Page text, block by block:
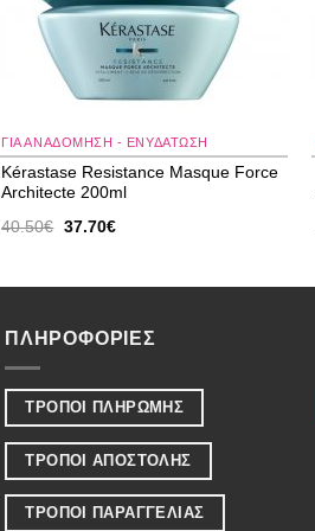
ΓΙΑ ΑΝΑΔΌΜΗΣΗ - ΕΝΥΔΆΤΩΣΗ
Kérastase Resistance Masque Force
Architecte 200ml
40.50€ Original
37.70€Η
37.70€.
ΠΛΗΡΟΦΟΡΙΕΣ
ΤΡΟΠΟΙ ΠΛΗΡΩΜΗΣ
ΤΡΟΠΟΙ ΑΠΟΣΤΟΛΗΣ
ΤΡΟΠΟΙ ΠΑΡΑΓΓΕΛΙΑΣ